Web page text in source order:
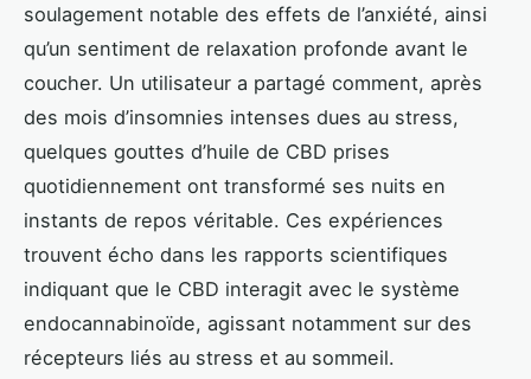
soulagement notable des effets de l’anxiété, ainsi
qu’un sentiment de relaxation profonde avant le
coucher. Un utilisateur a partagé comment, après
des mois d’insomnies intenses dues au stress,
quelques gouttes d’huile de CBD prises
quotidiennement ont transformé ses nuits en
instants de repos véritable. Ces expériences
trouvent écho dans les rapports scientifiques
indiquant que le CBD interagit avec le système
endocannabinoïde, agissant notamment sur des
récepteurs liés au stress et au sommeil.